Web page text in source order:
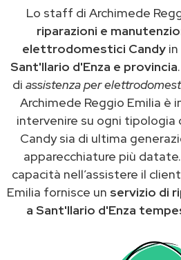
Lo staff di Archimede
riparazioni e
elettrodomestici Candyin
Sant'Ilario d'Enza e provincia
di assistenza per
Archimede Reggio Emilia è
intervenire su ogni
Candy sia di ultima
apparecchiature più
capacità nell’assistere il
Emilia fornisce un servizio di
a Sant'Ilario d'Enza